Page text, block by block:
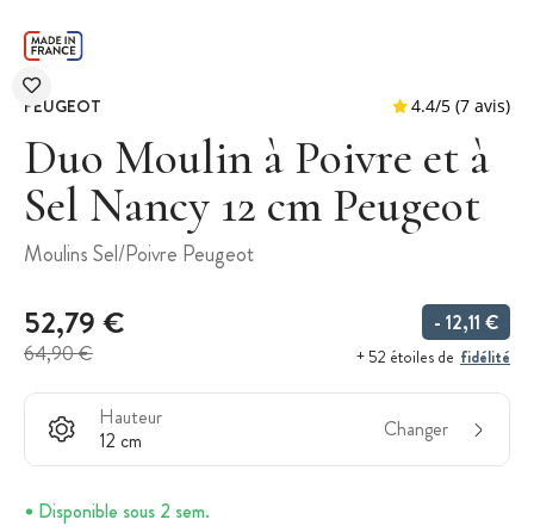
PEUGEOT
Duo Moulin à Poivre et à
Sel Nancy 12 cm Peugeot
Moulins Sel/Poivre Peugeot
52,79 €
64,90 €
- 12,11 €
+ 52 étoiles de fidélité
Hauteur
12 cm
Changer
Disponible sous 2 sem.